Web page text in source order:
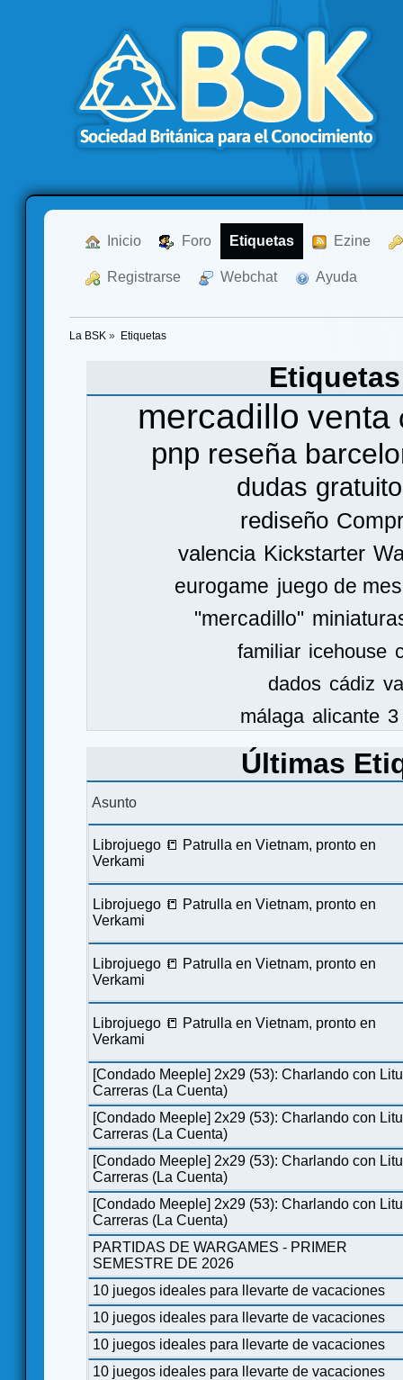
Inicio Foro Etiquetas Ezine
Registrarse Webchat Ayuda
La BSK » Etiquetas
mercadillo venta
pnp reseña
dudas gratuito
rediseño
valencia Kickstarter
eurogame juego de
"mercadillo"
familiar icehouse
dados cádiz
málaga alicante
Últimas
Asunto
Librojuego 📒 Patrulla en Vietnam, pronto en
Verkami
Librojuego 📒 Patrulla en Vietnam, pronto en
Verkami
Librojuego 📒 Patrulla en Vietnam, pronto en
Verkami
Librojuego 📒 Patrulla en Vietnam, pronto en
Verkami
[Condado Meeple] 2x29 (53): Charlando con
Carreras (La Cuenta)
[Condado Meeple] 2x29 (53): Charlando con
Carreras (La Cuenta)
[Condado Meeple] 2x29 (53): Charlando con
Carreras (La Cuenta)
[Condado Meeple] 2x29 (53): Charlando con
Carreras (La Cuenta)
PARTIDAS DE WARGAMES - PRIMER
SEMESTRE DE 2026
10 juegos ideales para llevarte de vacaciones
10 juegos ideales para llevarte de vacaciones
10 juegos ideales para llevarte de vacaciones
10 juegos ideales para llevarte de vacaciones